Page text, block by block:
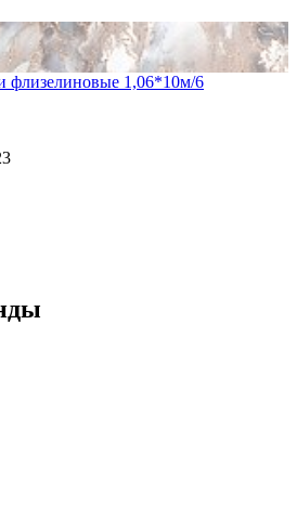
флизелиновые 1,06*10м/6